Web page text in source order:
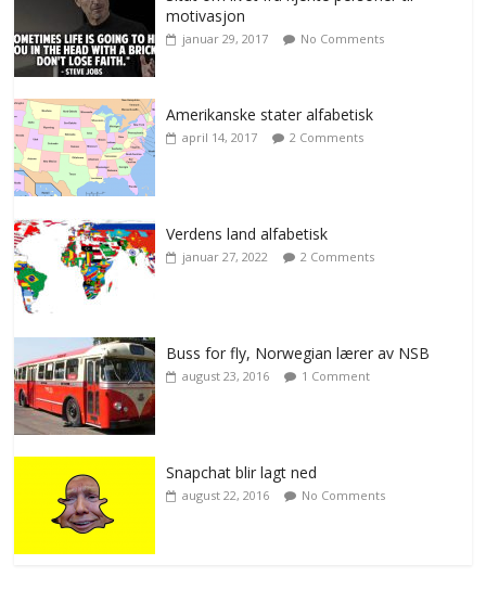
motivasjon
januar 29, 2017 No Comments
Amerikanske stater alfabetisk
april 14, 2017 2 Comments
Verdens land alfabetisk
januar 27, 2022 2 Comments
Buss for fly, Norwegian lærer av NSB
august 23, 2016 1 Comment
Snapchat blir lagt ned
august 22, 2016 No Comments